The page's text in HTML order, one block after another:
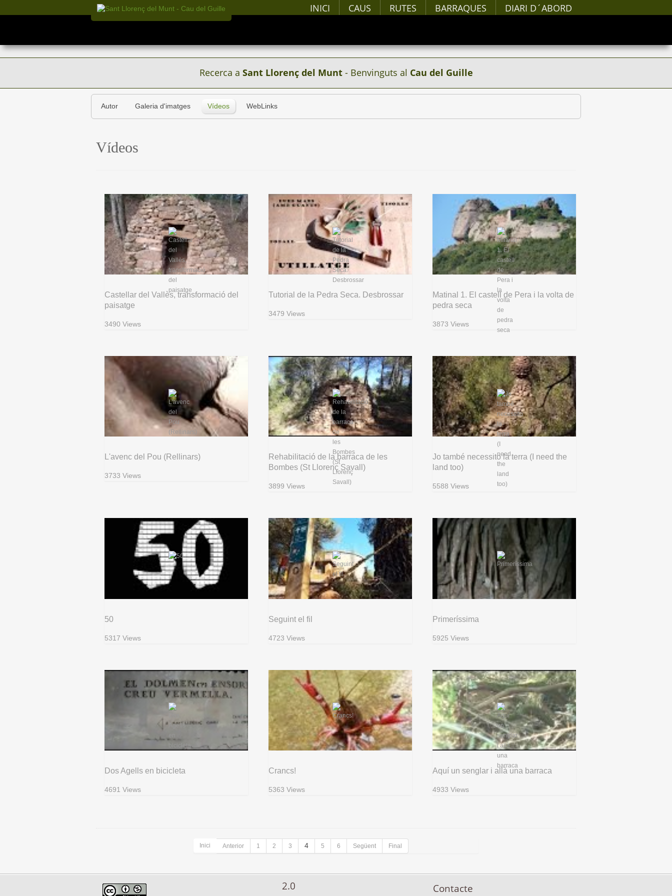
INICI CAUS RUTES BARRAQUES DIARI D´ABORD
Recerca a Sant Llorenç del Munt- Benvinguts al Cau del Guille
Autor Galeria d'imatges Vídeos WebLinks
Vídeos
Castellar del Vallès, transformació del
paisatge
3490 Views
Tutorial de la Pedra Seca. Desbrossar
3479 Views
Matinal 1. El castell de Pera i la volta de
pedra seca
3873 Views
L'avenc del Pou (Rellinars)
3733 Views
Rehabilitació de la barraca de les
Bombes (St Llorenç Savall)
3899 Views
Jo també necessito la terra (I need the
land too)
5588 Views
50
5317 Views
Seguint el fil
4723 Views
Primeríssima
5925 Views
Dos Agells en bicicleta
4691 Views
Crancs!
5363 Views
Aquí un senglar i allà una barraca
4933 Views
Inici Anterior 1 2 3 4 5 6 Següent Final
Contacte
2.0